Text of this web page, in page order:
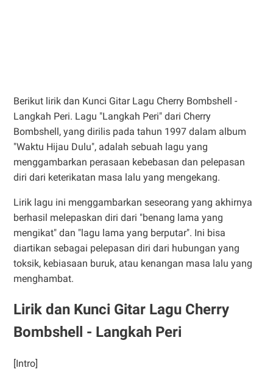
Berikut lirik dan Kunci Gitar Lagu Cherry Bombshell -
Langkah Peri. Lagu "Langkah Peri" dari Cherry
Bombshell, yang dirilis pada tahun 1997 dalam album
"Waktu Hijau Dulu", adalah sebuah lagu yang
menggambarkan perasaan kebebasan dan pelepasan
diri dari keterikatan masa lalu yang mengekang.
Lirik lagu ini menggambarkan seseorang yang akhirnya
berhasil melepaskan diri dari "benang lama yang
mengikat" dan "lagu lama yang berputar". Ini bisa
diartikan sebagai pelepasan diri dari hubungan yang
toksik, kebiasaan buruk, atau kenangan masa lalu yang
menghambat.
Lirik dan Kunci Gitar Lagu Cherry
Bombshell - Langkah Peri
[Intro]